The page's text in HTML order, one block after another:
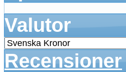
Valutor
Recensioner